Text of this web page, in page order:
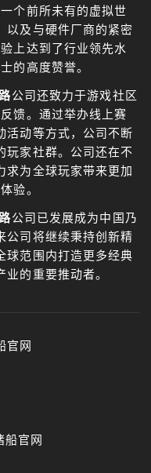
个前所未有的虚拟世
以及与硬件厂商的紧密
上达到了行业领先水
的高度赞誉。
公司还致力于游戏社区
馈。通过举办线上赛
活动等方式，公司不断
玩家社群。公司还在不
求为全球玩家带来更加
验。
公司已发展成为中国乃
公司将继续秉持创新精
球范围内打造更多经典
的重要推动者。
官网
船官网